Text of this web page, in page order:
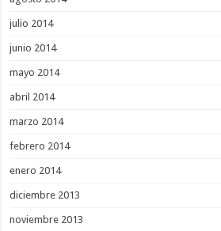
julio 2014
junio 2014
mayo 2014
abril 2014
marzo 2014
febrero 2014
enero 2014
diciembre 2013
noviembre 2013